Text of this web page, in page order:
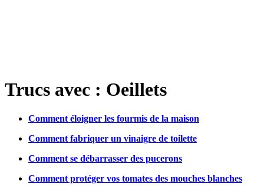
Trucs avec : Oeillets
Comment éloigner les fourmis de la maison
Comment fabriquer un vinaigre de toilette
Comment se débarrasser des pucerons
Comment protéger vos tomates des mouches blanches